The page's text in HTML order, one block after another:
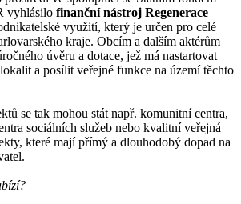
vyhlásilo finanční nástroj Regenerace
využití, který je určen pro celé
kraje. Obcím a dalším aktérům
úvěru a dotace, jež má nastartovat
a posílit veřejné funkce na území těchto
se tak mohou stát např. komunitní centra,
sociálních služeb nebo kvalitní veřejná
které mají přímý a dlouhodobý dopad na